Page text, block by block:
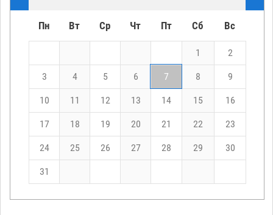
Пн Вт Ср Чт Пт Сб Вс
1 2
3 4 5 6 7 8 9
10 11 12 13 14 15 16
17 18 19 20 21 22 23
24 25 26 27 28 29 30
31